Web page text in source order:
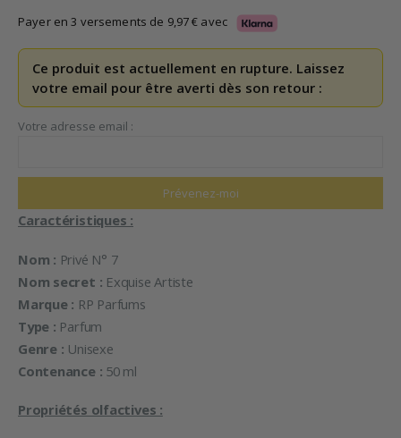
Payer en 3 versements de 9,97€ avec
Ce produit est actuellement en rupture. Laissez
votre email pour être averti dès son retour :
Votre adresse email :
Caractéristiques :
Nom : Privé N° 7
Nom secret : Exquise Artiste
Marque : RP Parfums
Type : Parfum
Genre : Unisexe
Contenance : 50 ml
Propriétés olfactives :